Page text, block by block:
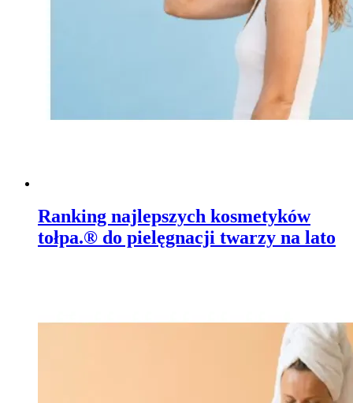
Ranking najlepszych kosmetyków
tołpa.® do pielęgnacji twarzy na lato